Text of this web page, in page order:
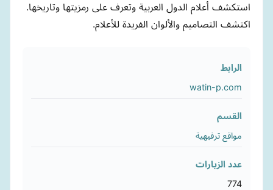
استكشف أعلام الدول العربية وتعرف على رمزيتها وتاريخها.
اكتشف التصاميم والألوان الفريدة للأعلام.
الرابط
watin-p.com
القسم
مواقع ترفيهية
عدد الزيارات
774